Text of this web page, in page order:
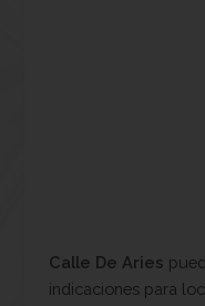
Calle De Aries
indicaciones para